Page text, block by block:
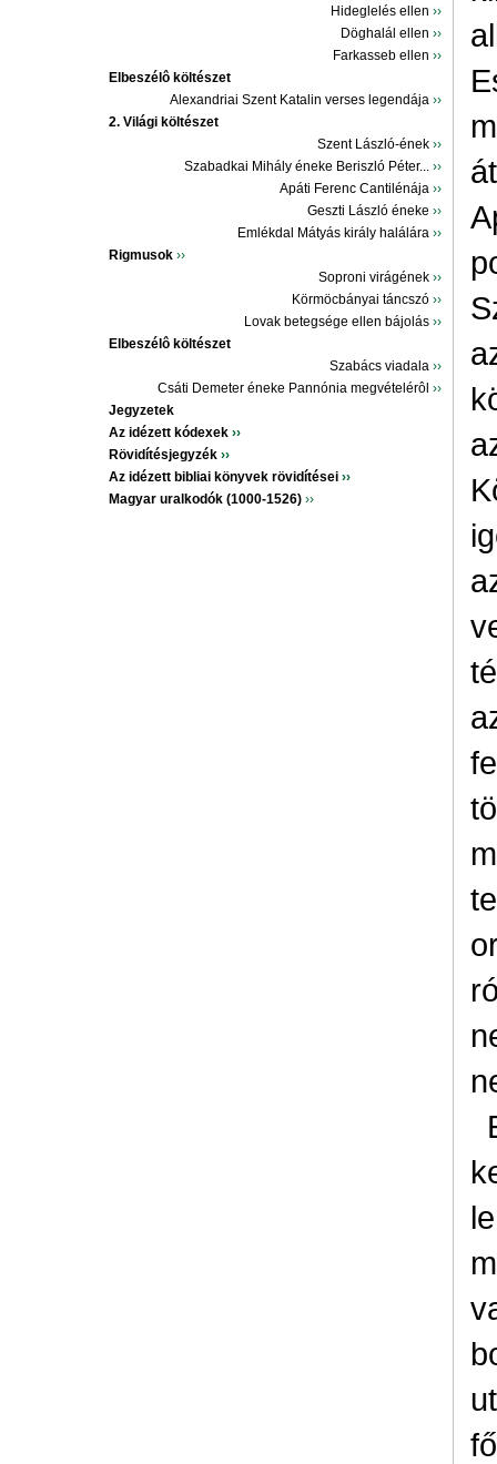
Hideglelés ellen ››
Döghalál ellen ››
Farkasseb ellen ››
Elbeszélô költészet
Alexandriai Szent Katalin verses legendája ››
2. Világi költészet
Szent László-ének ››
Szabadkai Mihály éneke Beriszló Péter... ››
Apáti Ferenc Cantilénája ››
Geszti László éneke ››
Emlékdal Mátyás király halálára ››
Rigmusok ››
Soproni virágének ››
Körmöcbányai táncszó ››
Lovak betegsége ellen bájolás ››
Elbeszélô költészet
Szabács viadala ››
Csáti Demeter éneke Pannónia megvételérôl ››
Jegyzetek
Az idézett kódexek ››
Rövidítésjegyzék ››
Az idézett bibliai könyvek rövidítései ››
Magyar uralkodók (1000-1526) ››